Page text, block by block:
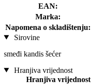
EAN:
Marka:
Napomena o skladištenju:
Sirovine
smeđi kandis šećer
Hranjiva vrijednost
Hranjiva vrijednost